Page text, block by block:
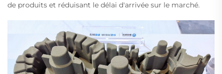
de produits et réduisant le délai d'arrivée sur le marché.